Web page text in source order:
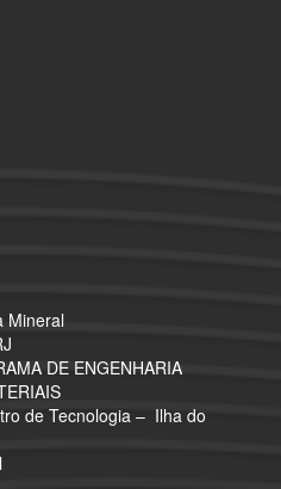
Mineral
DE ENGENHARIA
de Tecnologia – Ilha do